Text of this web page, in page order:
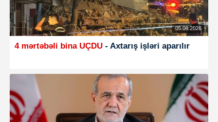
05.08.2026
4 mərtəbəli bina UÇDU - Axtarış işləri aparılır